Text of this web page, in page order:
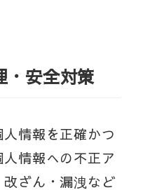
・安全対策
情報を正確かつ
情報への不正ア
ざん・漏洩など